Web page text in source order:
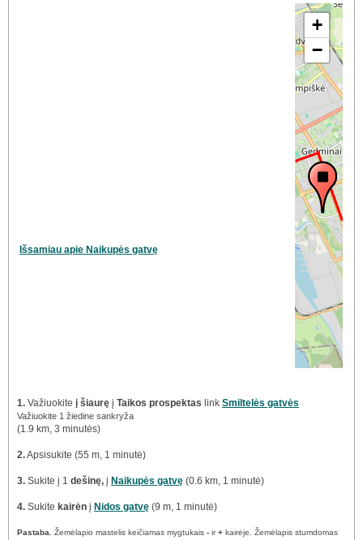
Išsamiau apie Naikupės gatvę
+
−
1. Važiuokite į šiaurę į Taikos prospektas link Smiltelės gatvės
Važiuokite 1 žiedine sankryža
(1.9 km, 3 minutės)
2.Apsisukite (55 m, 1 minutė)
3. Sukite į 1 dešinę, į Naikupės gatvę (0.6 km, 1 minutė)
4. Sukite kairėn į Nidos gatvę (9 m, 1 minutė)
Pastaba. Žemėlapio mastelis keičiamas mygtukais - ir+ kairėje. Žemėlapis stumdomas